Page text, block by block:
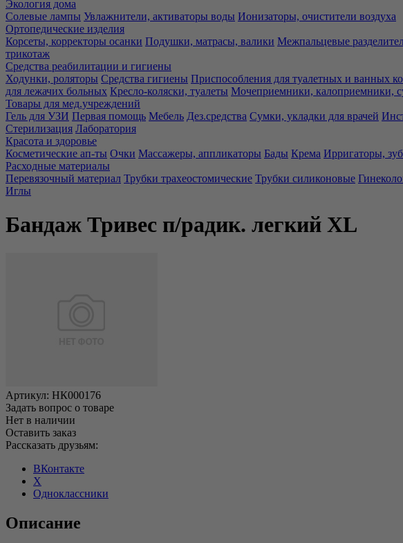
Экология дома
Солевые лампы Увлажнители, активаторы воды Ионизаторы, очистители воздуха
Ортопедические изделия
Корсеты, корректоры осанки Подушки, матрасы, валики Межпальцевые
трикотаж
Средства реабилитации и гигиены
Ходунки, роляторы Средства гигиены Приспособления для туалетных и ванных
для лежачих больных Кресло-коляски, туалеты Мочеприемники, калоприемники,
Товары для мед.учреждений
Гель для УЗИ Первая помощь Мебель Дез.средства Сумки, укладки для врачей
Стерилизация Лаборатория
Красота и здоровье
Косметические ап-ты Очки Массажеры, аппликаторы Бады Крема Ирригаторы,
Расходные материалы
Перевязочный материал Трубки трахеостомические Трубки силиконовые
Иглы
Бандаж Тривес п/радик. легкий XL
Артикул: НК000176
Задать вопрос о товаре
Нет в наличии
Оставить заказ
Рассказать друзьям:
ВКонтакте
X
Одноклассники
Описание